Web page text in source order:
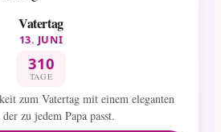
Vatertag
13. JUNI
310
TAGE
zum Vatertag mit einem eleganten
zu jedem Papa passt.